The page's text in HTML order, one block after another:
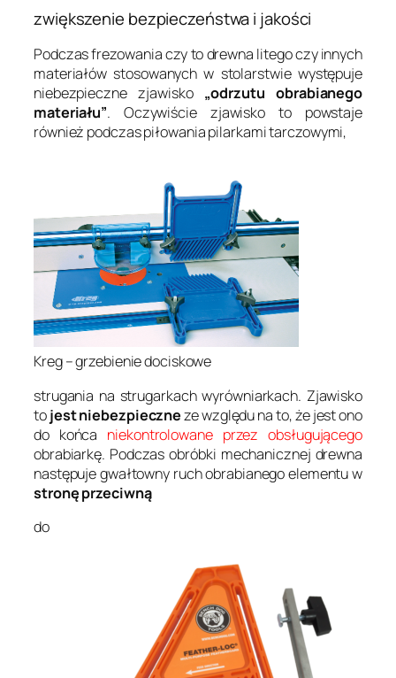
zwiększenie bezpieczeństwa i jakości
Podczas frezowania czy to drewna litego czy innych
materiałów stosowanych w stolarstwie występuje
niebezpieczne zjawisko „odrzutu obrabianego
materiału”. Oczywiście zjawisko to powstaje
również podczas piłowania pilarkami tarczowymi,
Kreg – grzebienie dociskowe
strugania na strugarkach wyrówniarkach. Zjawisko
tojest niebezpieczneze względu na to, że jest ono
do końca niekontrolowane przez obsługującego
obrabiarkę. Podczas obróbki mechanicznej drewna
następuje gwałtowny ruch obrabianego elementu w
stronę przeciwną
do